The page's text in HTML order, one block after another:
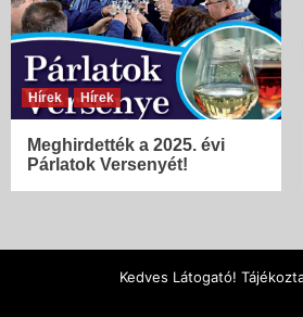
Hírek Hírek
Meghirdették a 2025. évi
Párlatok Versenyét!
Kedves Látogató!